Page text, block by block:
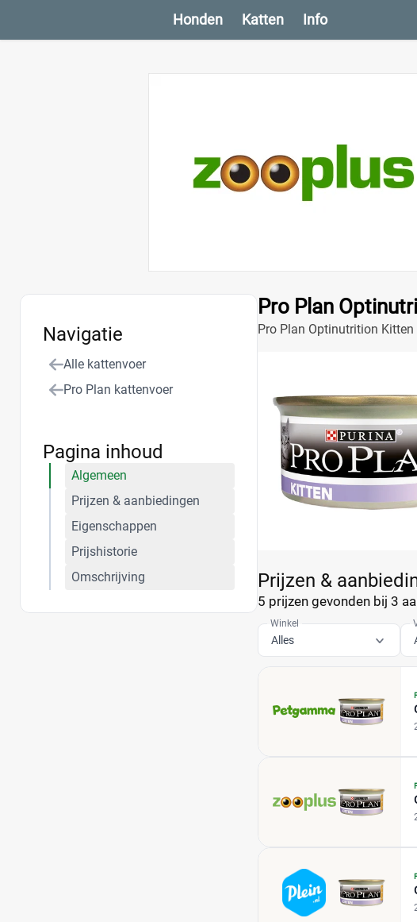
Honden Katten Info
Pro Plan
Pro Plan Optinutrition
Prijzen &
5 prijzen gevonden bij 3
Winkel
Alles
Navigatie
Alle kattenvoer
Pro Plan kattenvoer
Pagina inhoud
Algemeen
Prijzen & aanbiedingen
Eigenschappen
Prijshistorie
Omschrijving